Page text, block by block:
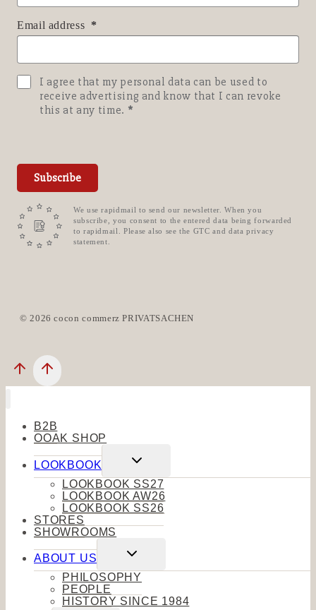
Email address
I agree that my personal data can be used to
receive advertising and know that I can revoke
this at any time.
Subscribe
We use rapidmail to send our newsletter. When you
subscribe, you consent to the entered data being forwarded
to rapidmail. Please also see the GTC and data privacy
statement.
© 2026 cocon commerz PRIVATSACHEN
B2B
OOAK SHOP
LOOKBOOK
Untermenü
LOOKBOOK SS27
LOOKBOOK AW26
LOOKBOOK SS26
STORES
SHOWROOMS
ABOUT US
Untermenü
PHILOSOPHY
PEOPLE
HISTORY SINCE 1984